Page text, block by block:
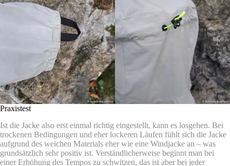
Praxistest
Ist die Jacke also erst einmal richtig eingestellt, kann es losgehen. Bei
trockenen Bedingungen und eher lockeren Läufen fühlt sich die Jacke
aufgrund des weichen Materials eher wie eine Windjacke an – was
grundsätzlich sehr positiv ist. Verständlicherweise beginnt man bei
einer Erhöhung des Tempos zu schwitzen, das ist aber bei jeder